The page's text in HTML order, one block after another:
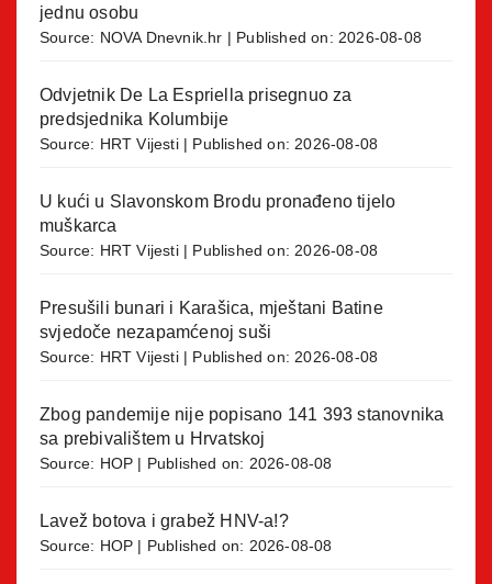
jednu osobu
Source: NOVA Dnevnik.hr Published on: 2026-08-08
Odvjetnik De La Espriella prisegnuo za
predsjednika Kolumbije
Source: HRT Vijesti Published on: 2026-08-08
U kući u Slavonskom Brodu pronađeno tijelo
muškarca
Source: HRT Vijesti Published on: 2026-08-08
Presušili bunari i Karašica, mještani Batine
svjedoče nezapamćenoj suši
Source: HRT Vijesti Published on: 2026-08-08
Zbog pandemije nije popisano 141 393 stanovnika
sa prebivalištem u Hrvatskoj
Source: HOP Published on: 2026-08-08
Lavež botova i grabež HNV-a!?
Source: HOP Published on: 2026-08-08